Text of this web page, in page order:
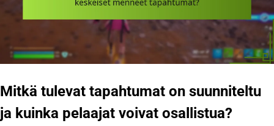
Mitkä tulevat tapahtumat on suunniteltu
ja kuinka pelaajat voivat osallistua?